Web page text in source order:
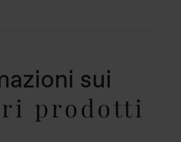
sui
prodotti